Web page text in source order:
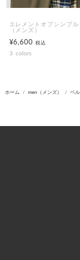
エレメントオブシンプル
（メンズ）
¥6,600税込
3 colors
ホーム men（メンズ） ベル